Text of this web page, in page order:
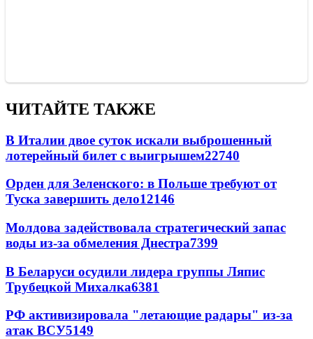
ЧИТАЙТЕ ТАКЖЕ
В Италии двое суток искали выброшенный
лотерейный билет с выигрышем22740
Орден для Зеленского: в Польше требуют от
Туска завершить дело12146
Молдова задействовала стратегический запас
воды из-за обмеления Днестра7399
В Беларуси осудили лидера группы Ляпис
Трубецкой Михалка6381
РФ активизировала "летающие радары" из-за
атак ВСУ5149